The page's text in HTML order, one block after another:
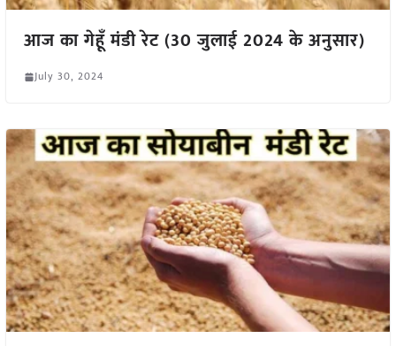
आज का गेहूँ मंडी रेट (30 जुलाई 2024 के अनुसार)
July 30, 2024